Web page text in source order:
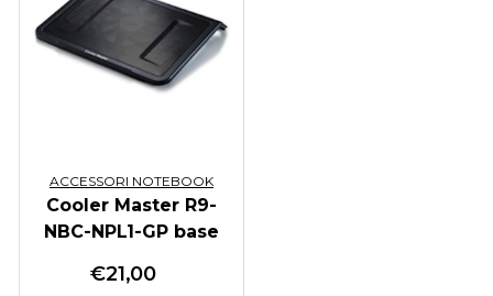
ACCESSORI NOTEBOOK
Cooler Master R9-
NBC-NPL1-GP base
per laptop 43,2 cm
€21,00